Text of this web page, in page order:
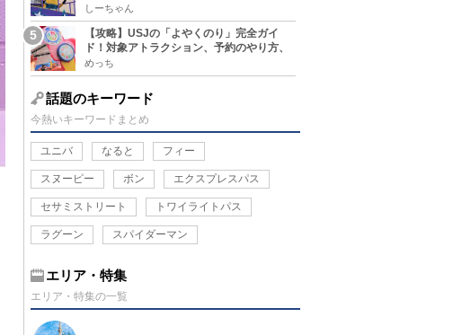
しーちゃん
【攻略】USJの「よやくのり」完全ガイ
ド！対象アトラクション、予約のやり方、
整理券との違い、注意点を紹介
めっち
話題のキーワード
今熱いキーワードまとめ
ユニバ なると フィー
スヌーピー ボン エクスプレスパス
セサミストリート トワイライトパス
ラグーン スパイダーマン
エリア・特集
エリア・特集の一覧